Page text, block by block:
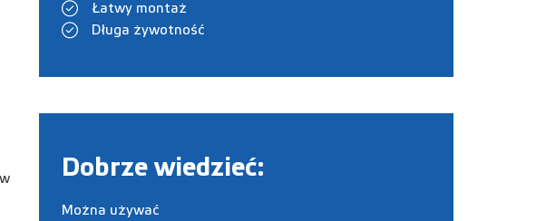
Łatwy montaż
Długa żywotność
Dobrze wiedzieć:
Można używać